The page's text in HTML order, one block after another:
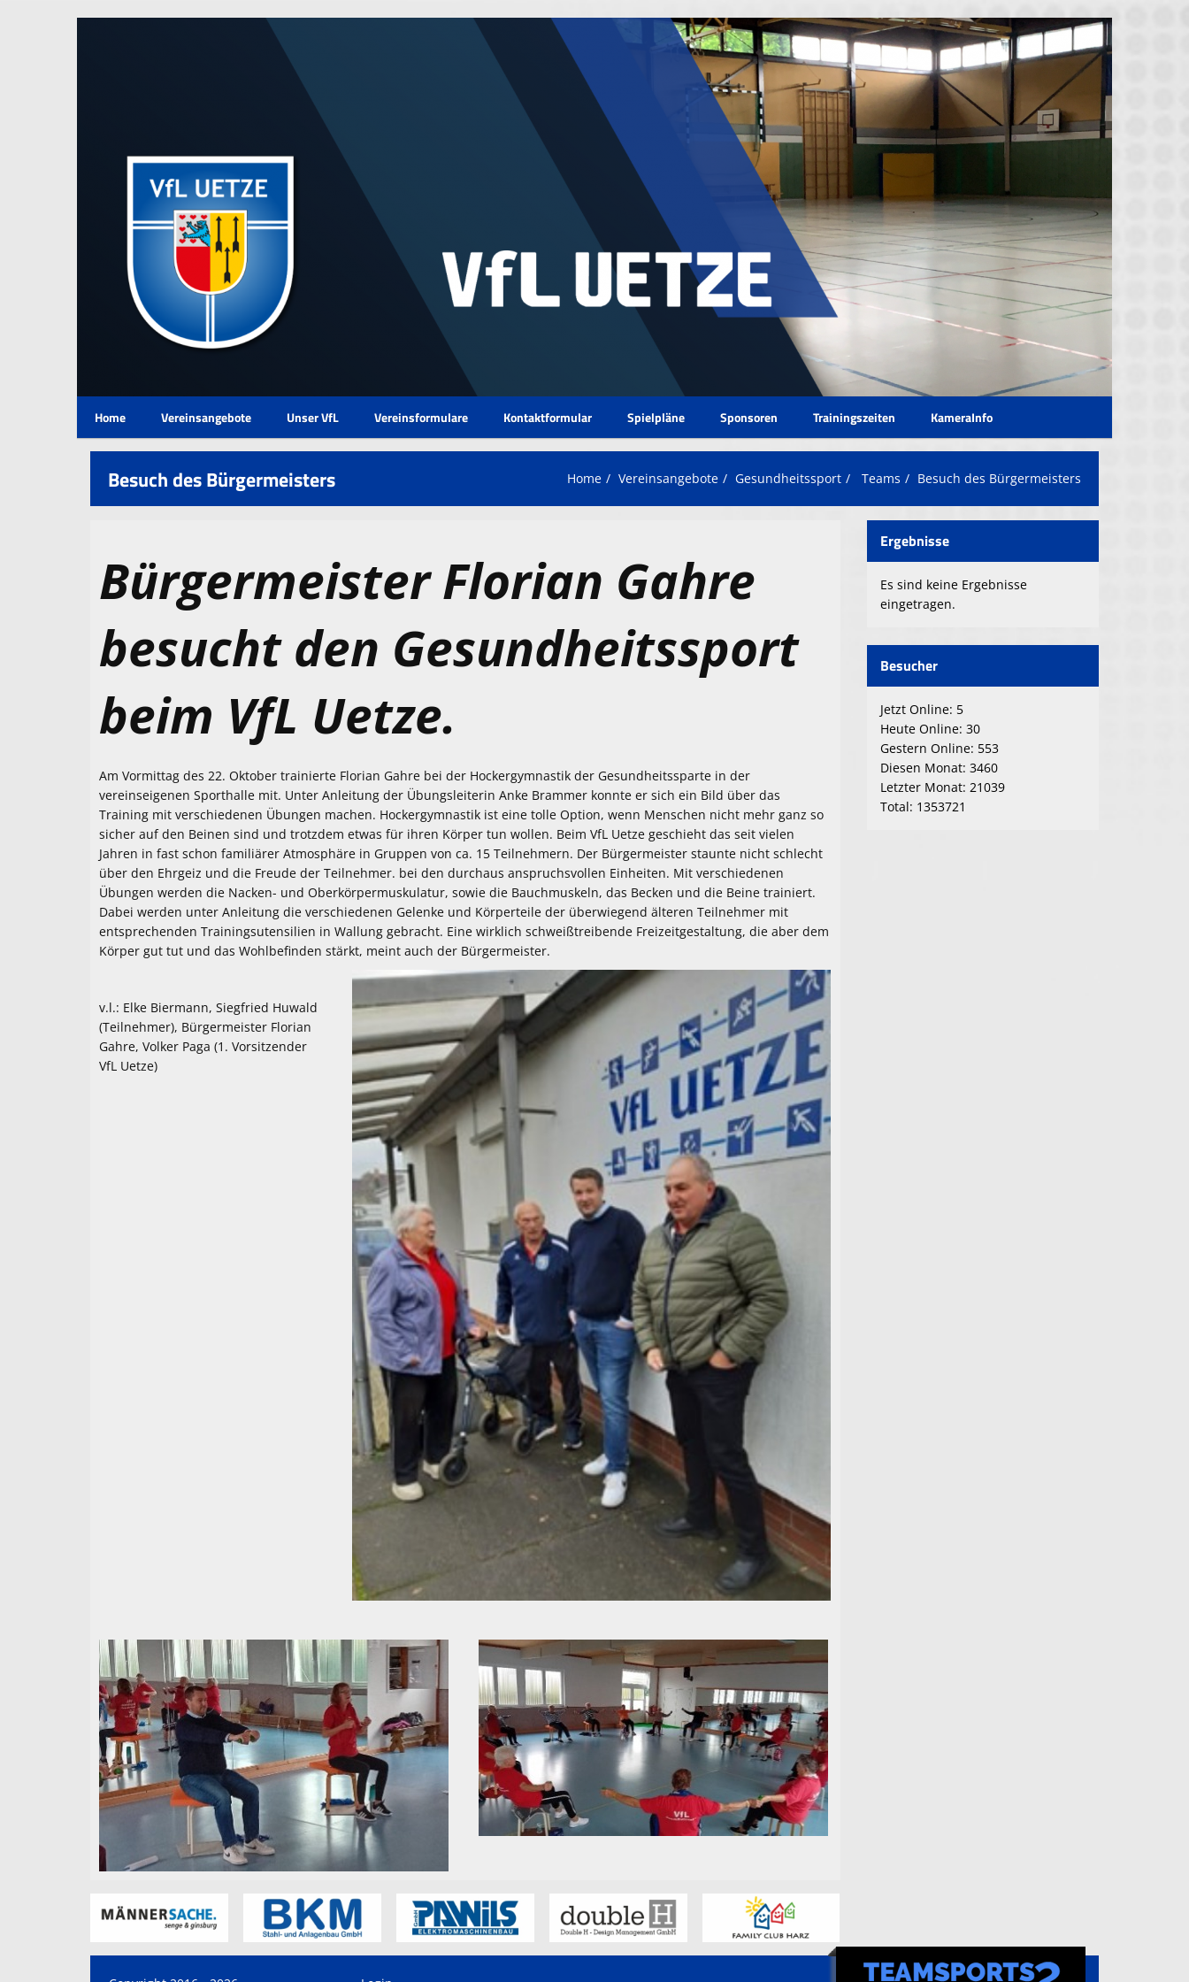
Home Vereinsangebote Unser VfL Vereinsformulare Kontaktformular Spielpläne Sponsoren Trainingszeiten KameraInfo
Besuch des Bürgermeisters Home Vereinsangebote Gesundheitssport Teams Besuch des Bürgermeisters
Bürgermeister Florian Gahre
besucht den Gesundheitssport
beim VfL Uetze.
Am Vormittag des 22. Oktober trainierte Florian Gahre bei der Hockergymnastik der Gesundheitssparte in der
vereinseigenen Sporthalle mit. Unter Anleitung der Übungsleiterin Anke Brammer konnte er sich ein Bild über das
Training mit verschiedenen Übungen machen. Hockergymnastik ist eine tolle Option, wenn Menschen nicht mehr ganz so
sicher auf den Beinen sind und trotzdem etwas für ihren Körper tun wollen. Beim VfL Uetze geschieht das seit vielen
Jahren in fast schon familiärer Atmosphäre in Gruppen von ca. 15 Teilnehmern. Der Bürgermeister staunte nicht schlecht
über den Ehrgeiz und die Freude der Teilnehmer. bei den durchaus anspruchsvollen Einheiten. Mit verschiedenen
Übungen werden die Nacken- und Oberkörpermuskulatur, sowie die Bauchmuskeln, das Becken und die Beine trainiert.
Dabei werden unter Anleitung die verschiedenen Gelenke und Körperteile der überwiegend älteren Teilnehmer mit
entsprechenden Trainingsutensilien in Wallung gebracht. Eine wirklich schweißtreibende Freizeitgestaltung, die aber dem
Körper gut tut und das Wohlbefinden stärkt, meint auch der Bürgermeister.
v.l.: Elke Biermann, Siegfried Huwald
(Teilnehmer), Bürgermeister Florian
Gahre, Volker Paga (1. Vorsitzender
VfL Uetze)
Ergebnisse
Es sind keine Ergebnisse
eingetragen.
Besucher
Jetzt Online: 5
Heute Online: 30
Gestern Online: 553
Diesen Monat: 3460
Letzter Monat: 21039
Total: 1353721